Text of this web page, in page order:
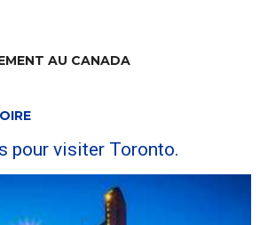
AU CANADA
pour visiter Toronto.